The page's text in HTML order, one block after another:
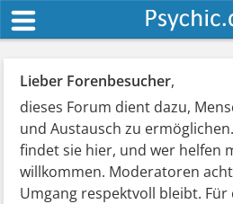
Lieber Forenbesucher,
dieses Forum dient dazu,
und Austausch zu
findet sie hier, und wer helfen
willkommen. Moderatoren
Umgang respektvoll bleibt. Für